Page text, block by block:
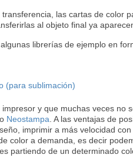
las cartas de color
al objeto final ya
librerías de ejemplo en
(para sublimación)
y que muchas veces no
Neostampa . A las ventajas de
imprimir a más velocidad
color a demanda, es decir
partiendo de un determinado